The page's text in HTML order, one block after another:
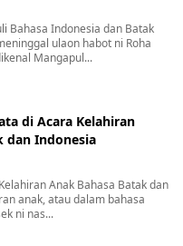
Bahasa Indonesia dan Batak
ulaon habot ni Roha
Mangapul...
di Acara Kelahiran
dan Indonesia
Anak Bahasa Batak dan
anak, atau dalam bahasa
ni nas...